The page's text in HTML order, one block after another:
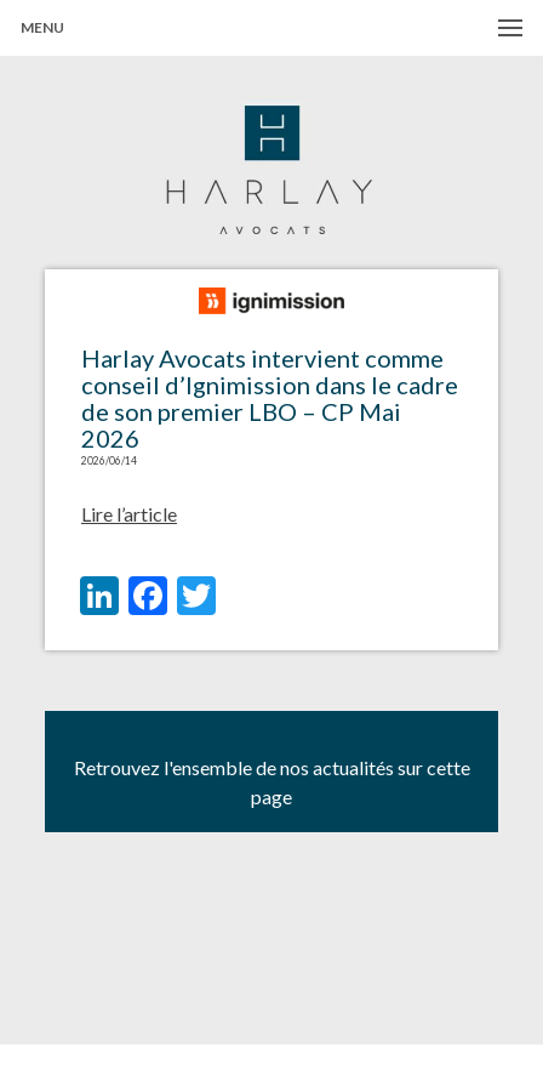
MENU
Harlay Avocats intervient comme
conseil d’Ignimission dans le cadre
de son premier LBO – CP Mai
2026
2026/06/14
Lire l’article
LinkedIn
Facebook
Twitter
Retrouvez l'ensemble de nos actualités sur cette
page